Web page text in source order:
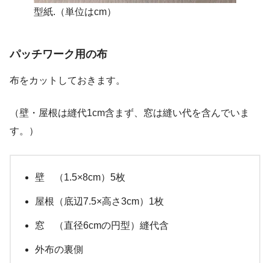
型紙.（単位はcm）
パッチワーク用の布
布をカットしておきます。
（壁・屋根は縫代1cm含まず、窓は縫い代を含んでいま
す。）
壁 （1.5×8cm）5枚
屋根（底辺7.5×高さ3cm）1枚
窓 （直径6cmの円型）縫代含
外布の裏側